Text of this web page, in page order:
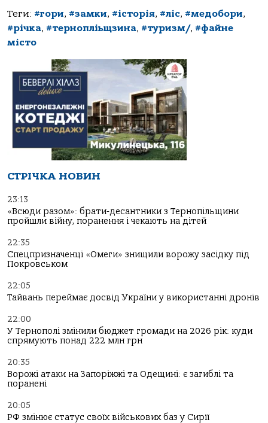
Теги: #гори, #замки, #історія, #ліс, #медобори,
#річка, #тернопліьщзина, #туризм/, #файне
місто
СТРІЧКА НОВИН
23:13
«Всюди разом»: брати-десантники з Тернопільщини
пройшли війну, поранення і чекають на дітей
22:35
Спецпризначенці «Омеги» знищили ворожу засідку під
Покровськом
22:05
Тайвань переймає досвід України у використанні дронів
22:00
У Тернополі змінили бюджет громади на 2026 рік: куди
спрямують понад 222 млн грн
20:35
Ворожі атаки на Запоріжжі та Одещині: є загиблі та
поранені
20:05
РФ змінює статус своїх військових баз у Сирії